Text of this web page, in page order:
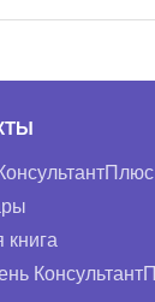
книга